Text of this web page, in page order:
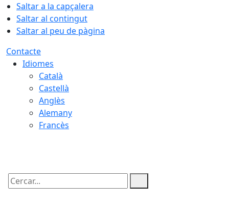
Saltar a la capçalera
Saltar al contingut
Saltar al peu de pàgina
Contacte
Idiomes
Català
Castellà
Anglès
Alemany
Francès
Cercar: